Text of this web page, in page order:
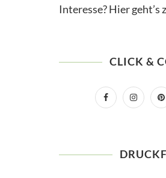
Interesse? Hier geht’s
CLICK &